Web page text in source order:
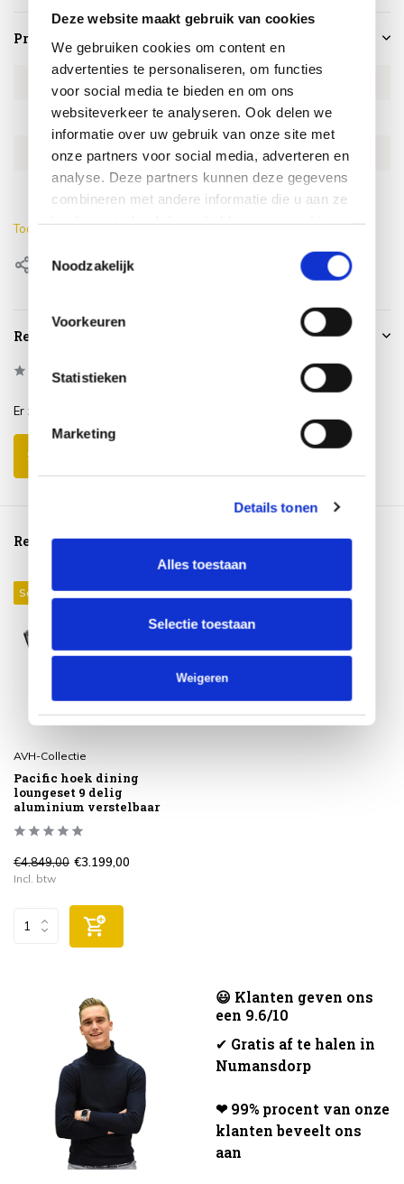
Deze website maakt gebruik van cookies
We gebruiken cookies om content en
advertenties te personaliseren, om functies
voor social media te bieden en om ons
websiteverkeer te analyseren. Ook delen we
informatie over uw gebruik van onze site met
onze partners voor social media, adverteren en
analyse. Deze partners kunnen deze gegevens
combineren met andere informatie die u aan ze
Noodzakelijk
Voorkeuren
Statistieken
Marketing
Details tonen
Alles toestaan
Selectie toestaan
Weigeren
Productspecificaties
SKU ALPA128071777
EAN 0659424243441
Toon meer
Delen
Reviews
0 /
Er zijn nog geen reviews geschreven over dit product..
Schrijf je eigen review
Reeds bekeken
Sale 34%
AVH-Collectie
Pacific hoek dining
loungeset 9 delig
aluminium verstelbaar
€4.849,00 €3.199,00
Incl. btw
😃 Klanten geven ons
een 9.6/10
✔ Gratis af te halen in
Numansdorp
❤ 99% procent van onze
klanten beveelt ons
aan